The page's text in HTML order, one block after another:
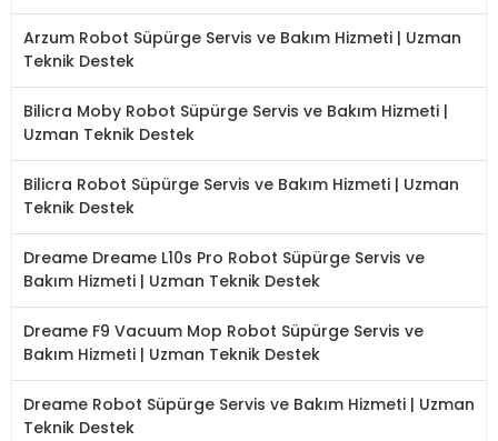
Arzum Robot Süpürge Servis ve Bakım Hizmeti | Uzman
Teknik Destek
Bilicra Moby Robot Süpürge Servis ve Bakım Hizmeti |
Uzman Teknik Destek
Bilicra Robot Süpürge Servis ve Bakım Hizmeti | Uzman
Teknik Destek
Dreame Dreame L10s Pro Robot Süpürge Servis ve
Bakım Hizmeti | Uzman Teknik Destek
Dreame F9 Vacuum Mop Robot Süpürge Servis ve
Bakım Hizmeti | Uzman Teknik Destek
Dreame Robot Süpürge Servis ve Bakım Hizmeti | Uzman
Teknik Destek